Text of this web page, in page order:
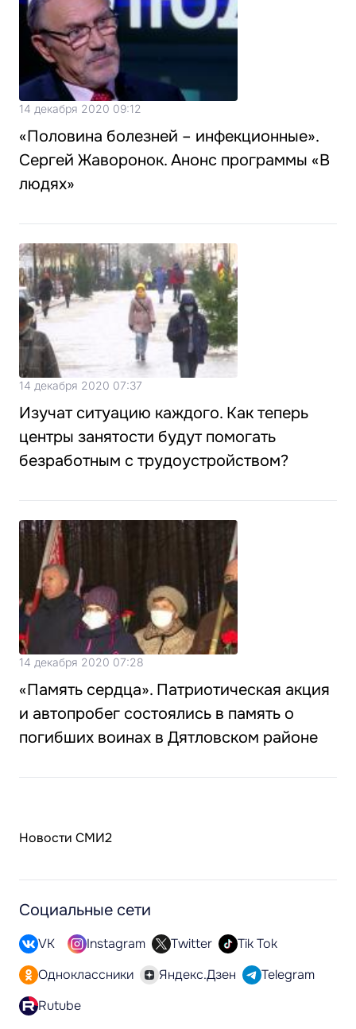
14 декабря 2020 09:12
«Половина болезней – инфекционные».
Сергей Жаворонок. Анонс программы «В
людях»
14 декабря 2020 07:37
Изучат ситуацию каждого. Как теперь
центры занятости будут помогать
безработным с трудоустройством?
14 декабря 2020 07:28
«Память сердца». Патриотическая акция
и автопробег состоялись в память о
погибших воинах в Дятловском районе
Новости СМИ2
Социальные сети
VK Instagram Twitter
Tik Tok
Одноклассники
Яндекс.Дзен
Telegram
Rutube